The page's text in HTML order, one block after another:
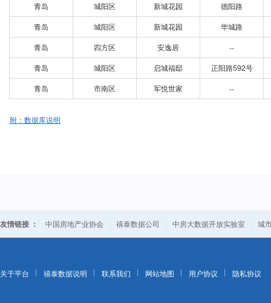
青岛
城阳区 新城花园
德阳路
青岛
城阳区 新城花园
华城路
青岛
四方区 安逸居
--
青岛
城阳区 启城福邸
正阳路592号
青岛
市南区 军悦世家 --
附：数据库说明
友情链接 ： 中国房地产业协会 禧泰数据公司 中房大数据开放实验室 城
关于平台 禧泰数据说明 联系我们 网站地图 用户协议 隐私协议